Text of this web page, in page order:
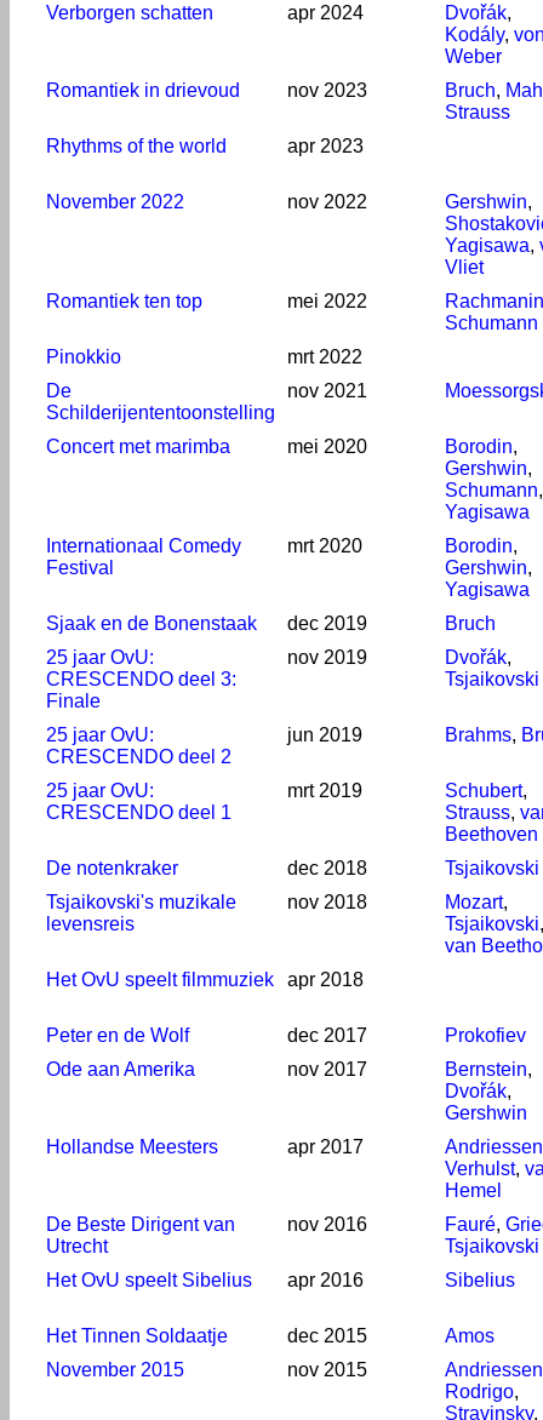
Verborgen schatten
apr 2024 Dvořák,
Kodály,
Weber
Romantiek in drievoud
nov 2023 Bruch,
Strauss
Rhythms of the world
apr 2023
November 2022 nov 2022 Gershwin,
Yagisawa,
Vliet
Romantiek ten top
mei 2022
Schumann
Pinokkio
mrt 2022
De
Schilderijententoonstelling
nov 2021
Concert met marimba mei 2020 Borodin,
Gershwin,
Schumann,
Yagisawa
Internationaal Comedy
Festival
mrt 2020 Borodin,
Gershwin,
Yagisawa
Sjaak en de Bonenstaak
dec 2019
Bruch
25 jaar OvU:
CRESCENDO deel 3:
Finale
nov 2019 Dvořák,
Tsjaikovski
25 jaar OvU:
CRESCENDO deel 2
jun 2019 Brahms,
25 jaar OvU:
CRESCENDO deel 1
mrt 2019 Schubert,
Strauss,
Beethoven
De notenkraker
dec 2018
Tsjaikovski
Tsjaikovski's muzikale
levensreis
nov 2018 Mozart,
Tsjaikovski,
van
Het OvU speelt filmmuziek
apr 2018
Peter en de Wolf dec 2017
Prokofiev
Ode aan Amerika
nov 2017 Bernstein,
Dvořák,
Gershwin
Hollandse Meesters
apr 2017
Andriessen
Verhulst,
Hemel
De Beste Dirigent van
Utrecht
nov 2016 Fauré,
Tsjaikovski
Het OvU speelt Sibelius
apr 2016 Sibelius
Het Tinnen Soldaatje dec 2015
Amos
November 2015
nov 2015
Andriessen
Rodrigo,
Stravinsky,